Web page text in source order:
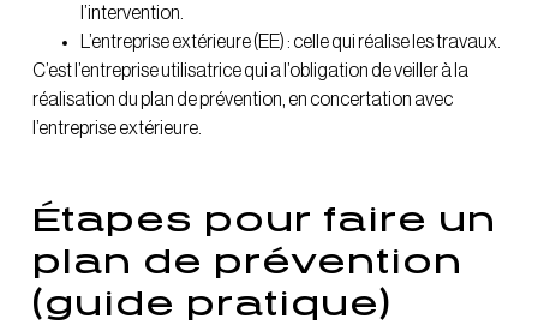
l’intervention.
L’entreprise extérieure (EE) : celle qui réalise les travaux.
C’est l’entreprise utilisatrice qui a l’obligation de veiller à la
réalisation du plan de prévention, en concertation avec
l’entreprise extérieure.
Étapes pour faire un
plan de prévention
(guide pratique)